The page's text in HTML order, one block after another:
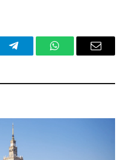
TelegramWhatsAppEmail